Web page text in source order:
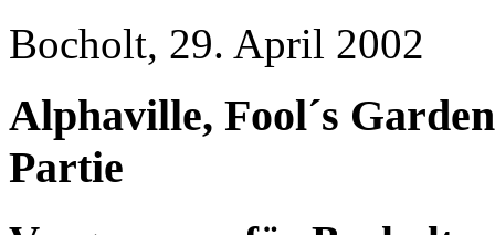
Bocholt, 29. April 2002
Alphaville, Fool´s
Partie